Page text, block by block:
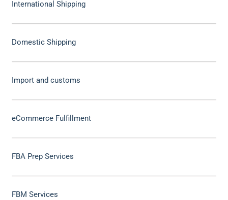
International Shipping
Domestic Shipping
Import and customs
eCommerce Fulfillment
FBA Prep Services
FBM Services